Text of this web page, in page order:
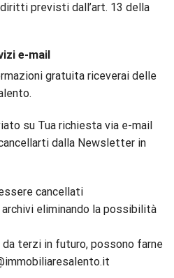
previsti dall’art. 13 della
e-mail
gratuita riceverai delle
su Tua richiesta via e-mail
dalla Newsletter in
cancellati
eliminando la possibilità
terzi in futuro, possono farne